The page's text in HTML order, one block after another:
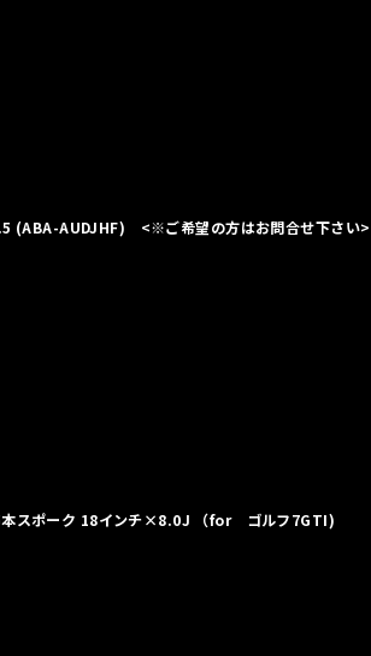
(ABA-AUDJHF) <※ご希望の方はお問合せ下さい>
5本スポーク 18インチ×8.0J （for ゴルフ7GTI)